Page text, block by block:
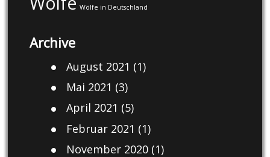
Wölfe in Deutschland
Archive
August 2021 (1)
Mai 2021 (3)
April 2021 (5)
Februar 2021 (1)
November 2020(1)